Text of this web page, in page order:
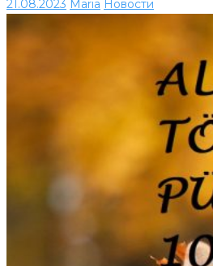
21.08.2023 Maria Новости